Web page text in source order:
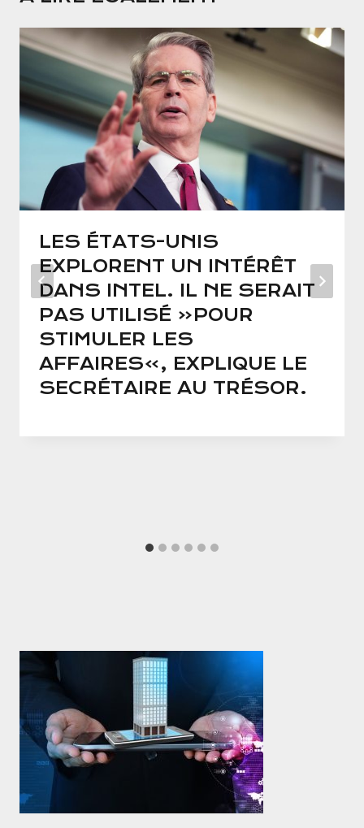
LES ÉTATS-UNIS
EXPLORENT UN INTÉRÊT
DANS INTEL. IL NE SERAIT
PAS UTILISÉ «POUR
STIMULER LES
AFFAIRES», EXPLIQUE LE
SECRÉTAIRE AU TRÉSOR.